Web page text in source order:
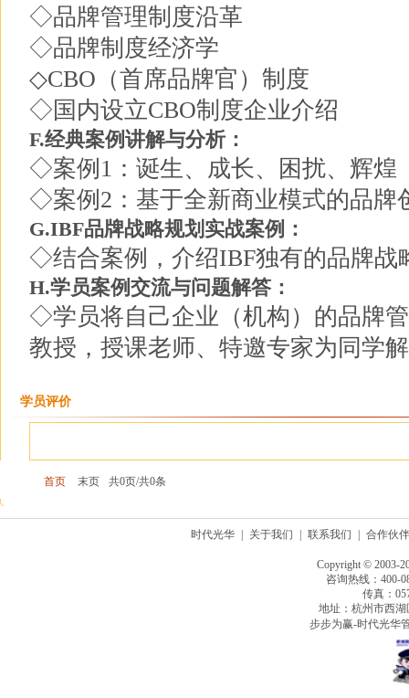
◇品牌管理制度沿革
◇品牌制度经济学
◇CBO（首席品牌官）制度
◇国内设立CBO制度企业介绍
F.经典案例讲解与分析：
◇案例1：诞生、成长、困扰、辉煌
◇案例2：基于全新商业模式的品牌
G.IBF品牌战略规划实战案例：
◇结合案例，介绍IBF独有的品牌战
H.学员案例交流与问题解答：
◇学员将自己企业（机构）的品牌
教授，授课老师、特邀专家为同学
学员评价
首页 末页 共0页/共0条
时代光华 关于我们 联系我们 合作伙伴
Copyright © 2003-
咨询热线：400-
传真：
地址：杭州市西
步步为赢-时代光华